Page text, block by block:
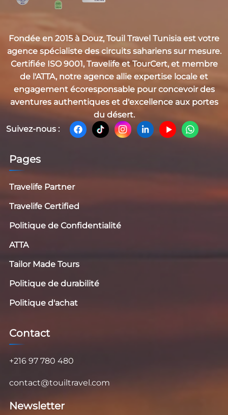
Fondée en 2015 à Douz, Touil Travel Tunisia est votre
agence spécialiste des circuits sahariens sur mesure.
Certifiée ISO 9001, Travelife et TourCert, et membre
de l'ATTA, notre agence allie expertise locale et
engagement écoresponsable pour concevoir des
aventures authentiques et d'excellence aux portes
du désert.
Suivez-nous :
Pages
Travelife Partner
Travelife Certified
Politique de Confidentialité
ATTA
Tailor Made Tours
Politique de durabilité
Politique d'achat
Contact
+216 97 780 480
contact@touiltravel.com
Newsletter